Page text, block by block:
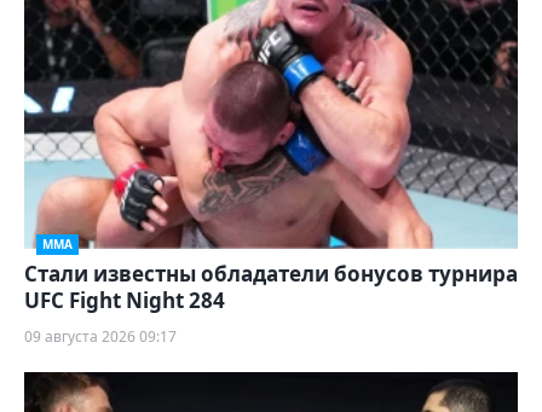
ММА
Стали известны обладатели бонусов турнира
UFC Fight Night 284
09 августа 2026 09:17